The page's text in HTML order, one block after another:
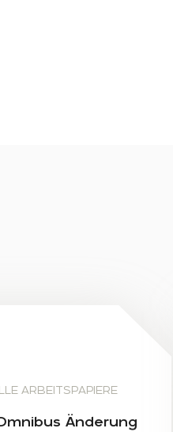
ARBEITSPAPIERE
Än­de­rung